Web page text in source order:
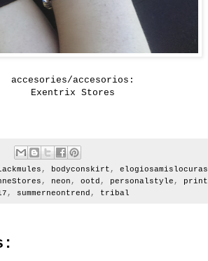
accesories/accesorios:
Exentrix Stores
, bodyconskirt, elogiosamislocuras
, neon, ootd, personalstyle, print
, summerneontrend, tribal